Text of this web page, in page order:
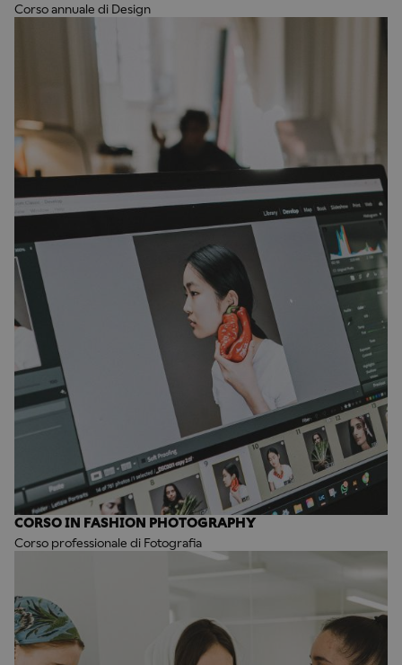
Corso annuale di Design
CORSO IN FASHION PHOTOGRAPHY
Corso professionale di Fotografia